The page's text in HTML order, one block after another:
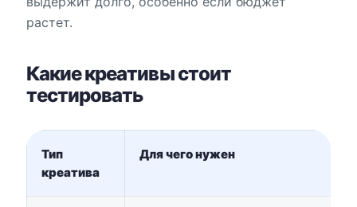
растет.
Какие креативы стоит
тестировать
Тип
креатива
Для чего нужен